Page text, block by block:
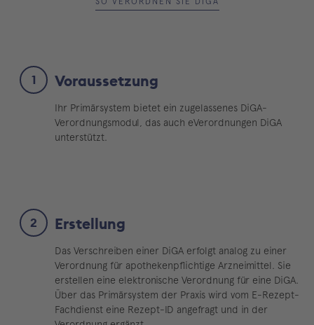
Voraussetzung
Ihr Primärsystem bietet ein zugelassenes DiGA-
Verordnungsmodul, das auch eVerordnungen DiGA
unterstützt.
Erstellung
Das Verschreiben einer DiGA erfolgt analog zu einer
Verordnung für apothekenpflichtige Arzneimittel. Sie
erstellen eine elektronische Verordnung für eine DiGA.
Über das Primärsystem der Praxis wird vom E-Rezept-
Fachdienst eine Rezept-ID angefragt und in der